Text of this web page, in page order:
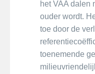
het VAA dalen
ouder wordt.
toe door de
toenemende